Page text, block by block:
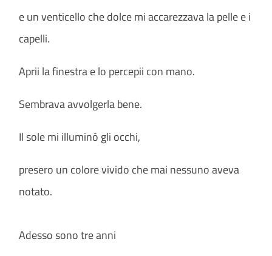
e un venticello che dolce mi accarezzava la pelle e i
capelli.
Aprii la finestra e lo percepii con mano.
Sembrava avvolgerla bene.
Il sole mi illuminò gli occhi,
presero un colore vivido che mai nessuno aveva
notato.
Adesso sono tre anni